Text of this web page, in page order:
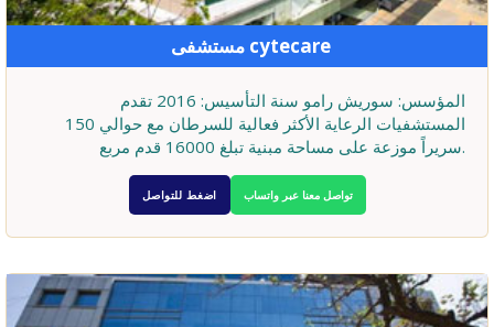
مستشفى cytecare
المؤسس: سوريش رامو سنة التأسيس: 2016 تقدم
المستشفيات الرعاية الأكثر فعالية للسرطان مع حوالي 150
سريراً موزعة على مساحة مبنية تبلغ 16000 قدم مربع.
اضغط للتواصل تواصل معنا عبر واتساب